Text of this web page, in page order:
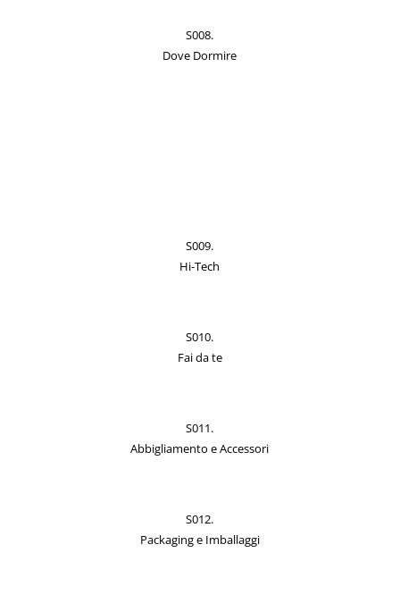
S008.
Dove Dormire
S009.
Hi-Tech
S010.
Fai da te
S011.
Abbigliamento e Accessori
S012.
Packaging e Imballaggi